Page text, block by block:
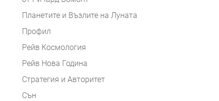
Планетите и Възлите на Луната
Профил
Рейв Космология
Рейв Нова Година
Стратегия и Авторитет
Сън